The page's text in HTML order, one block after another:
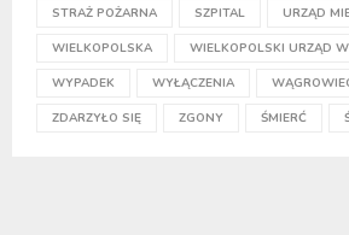
STRAŻ POŻARNA SZPITAL URZĄD
WIELKOPOLSKA WIELKOPOLSKI URZĄD
WYPADEK WYŁĄCZENIA
ZDARZYŁO SIĘ ZGONY ŚMIERĆ